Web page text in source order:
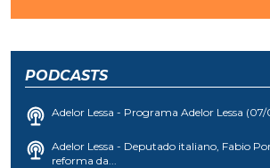
PODCASTS
Adelor Lessa - Programa Adelor Lessa
Adelor Lessa - Deputado italiano, Fabio
reforma da...